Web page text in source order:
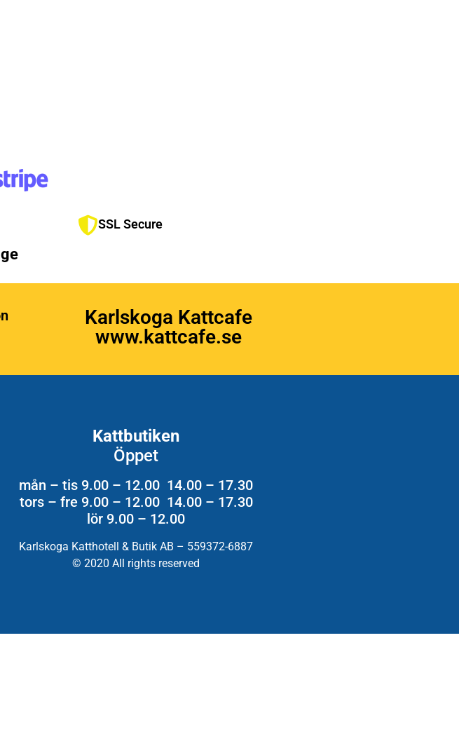
SSL Secure
Karlskoga Kattcafe
www.kattcafe.se
Kattbutiken
Öppet
mån – tis 9.00 – 12.00 14.00 – 17.30
tors – fre 9.00 – 12.00 14.00 – 17.30
lör 9.00 – 12.00
Karlskoga Katthotell & Butik AB – 559372-6887
© 2020 All rights reserved